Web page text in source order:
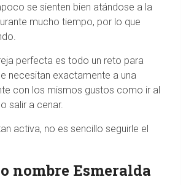
se sienten bien atándose a la
mucho tiempo, por lo que
perfecta es todo un reto para
necesitan exactamente a una
con los mismos gustos como ir al
salir a cenar.
activa, no es sencillo seguirle el
nombre Esmeralda